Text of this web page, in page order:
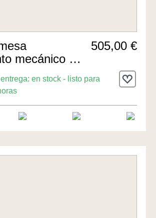
mecánico de
de Hermle
505,00 €
en stock - listo para